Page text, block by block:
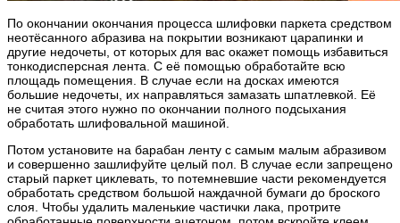
По окончании окончания процесса шлифовки паркета средством
неотёсанного абразива на покрытии возникают царапинки и
другие недочеты, от которых для вас окажет помощь избавиться
тонкодисперсная лента. С её помощью обработайте всю
площадь помещения. В случае если на досках имеются
большие недочеты, их направляться замазать шпатлевкой. Её
не считая этого нужно по окончании полного подсыхания
обработать шлифовальной машиной.
Потом установите на барабан ленту с самым малым абразивом
и совершенно зашлифуйте целый пол. В случае если запрещено
старый паркет циклевать, то потемневшие части рекомендуется
обработать средством большой наждачной бумаги до броского
слоя. Чтобы удалить маленькие частички лака, протрите